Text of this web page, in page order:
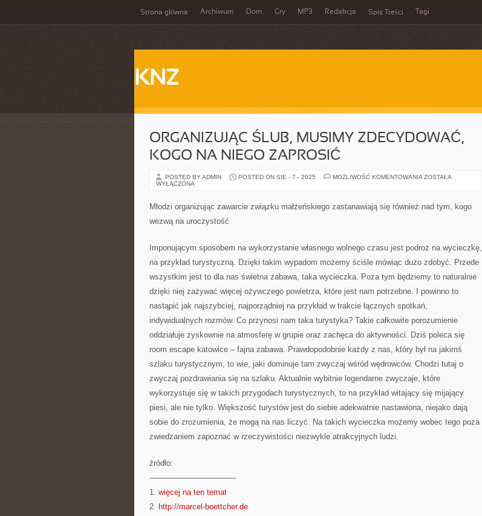
Strona główna Archiwum Dom Gry MP3 Redakcja Spis Treści Tagi
KNZ
ORGANIZUJĄC ŚLUB, MUSIMY ZDECYDOWAĆ,
KOGO NA NIEGO ZAPROSIĆ
POSTED BY ADMIN POSTED ON SIE - 7 - 2025 MOŻLIWOŚĆ KOMENTOWANIA ORGANIZUJĄC
KOGO
NA
ZOSTAŁA
WYŁĄCZONA
Młodzi organizując zawarcie związku małżeńskiego zastanawiają się również nad tym, kogo
wezwą na uroczystość
Imponującym sposobem na wykorzystanie własnego wolnego czasu jest podroż na wycieczkę,
na przykład turystyczną. Dzięki takim wypadom możemy ściśle mówiąc dużo zdobyć. Przede
wszystkim jest to dla nas świetna zabawa, taka wycieczka. Poza tym będziemy to naturalnie
dzięki niej zażywać więcej ożywczego powietrza, które jest nam potrzebne. I powinno to
nastąpić jak najszybciej, najporządniej na przykład w trakcie łącznych spotkań,
indywidualnych rozmów. Co przynosi nam taka turystyka? Takie całkowite porozumienie
oddziałuje zyskownie na atmosferę w grupie oraz zachęca do aktywności. Dziś poleca się
room escape katowice – fajna zabawa. Prawdopodobnie każdy z nas, który był na jakimś
szlaku turystycznym, to wie, jaki dominuje tam zwyczaj wśród wędrowców. Chodzi tutaj o
zwyczaj pozdrawiania się na szlaku. Aktualnie wybitnie legendarne zwyczaje, które
wykorzystuje się w takich przygodach turystycznych, to na przykład witający się mijający
piesi, ale nie tylko. Większość turystów jest do siebie adekwatnie nastawiona, niejako dają
sobie do zrozumienia, że mogą na nas liczyć. Na takich wycieczka możemy wobec tego poza
zwiedzaniem zapoznać w rzeczywistości niezwykle atrakcyjnych ludzi.
źródło:
———————————
1. więcej na ten temat
2. http://marcel-boettcher.de